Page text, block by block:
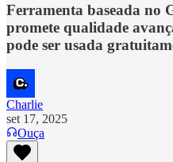
Ferramenta baseada no
promete qualidade
pode ser usada
Charlie
set 17, 2025
Ouça